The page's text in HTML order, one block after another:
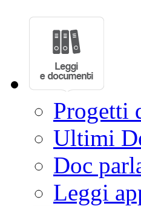
Progetti
Ultimi
Doc
Leggi